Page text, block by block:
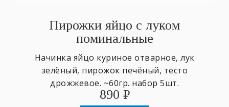
Пирожки яйцо с луком
поминальные
Начинка яйцо куриное отварное, лук
зелёный, пирожок печёный, тесто
дрожжевое. ~60гр. набор 5шт.
890 ₽